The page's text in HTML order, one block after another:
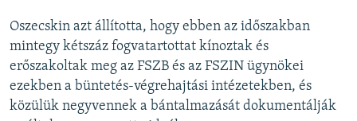
Oszecskin azt állította, hogy ebben az időszakban
mintegy kétszáz fogvatartottat kínoztak és
erőszakoltak meg az FSZB és az FSZIN ügynökei
ezekben a büntetés-végrehajtási intézetekben, és
közülük negyvennek a bántalmazását dokumentálják